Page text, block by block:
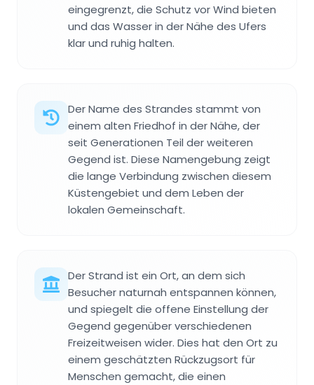
eingegrenzt, die Schutz vor Wind bieten
und das Wasser in der Nähe des Ufers
klar und ruhig halten.
Der Name des Strandes stammt von
einem alten Friedhof in der Nähe, der
seit Generationen Teil der weiteren
Gegend ist. Diese Namengebung zeigt
die lange Verbindung zwischen diesem
Küstengebiet und dem Leben der
lokalen Gemeinschaft.
Der Strand ist ein Ort, an dem sich
Besucher naturnah entspannen können,
und spiegelt die offene Einstellung der
Gegend gegenüber verschiedenen
Freizeitweisen wider. Dies hat den Ort zu
einem geschätzten Rückzugsort für
Menschen gemacht, die einen